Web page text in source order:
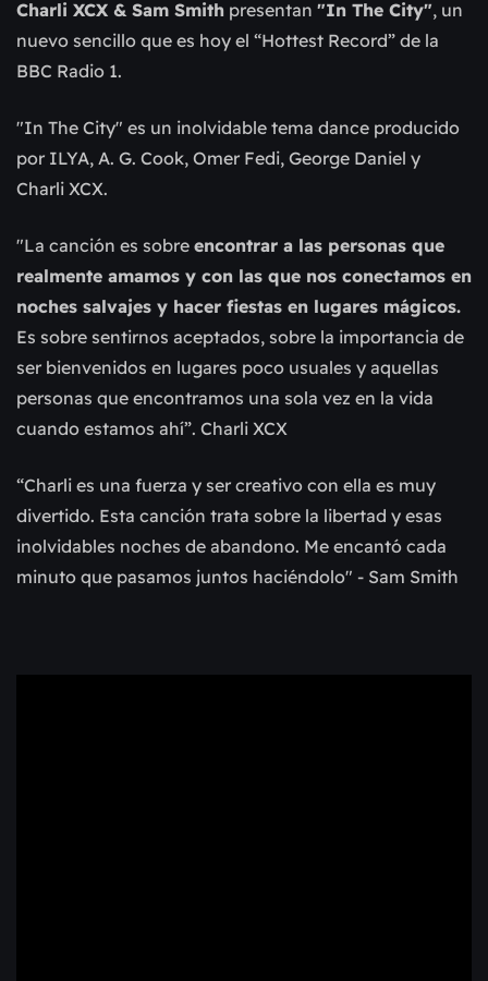
Charli XCX & Sam Smith presentan "In The City", un
nuevo sencillo que es hoy el “Hottest Record” de la
BBC Radio 1.
"In The City" es un inolvidable tema dance producido
por ILYA, A. G. Cook, Omer Fedi, George Daniel y
Charli XCX.
"La canción es sobre encontrar a las personas que
realmente amamos y con las que nos conectamos en
noches salvajes y hacer fiestas en lugares mágicos.
Es sobre sentirnos aceptados, sobre la importancia de
ser bienvenidos en lugares poco usuales y aquellas
personas que encontramos una sola vez en la vida
cuando estamos ahí”. Charli XCX
“Charli es una fuerza y ser creativo con ella es muy
divertido. Esta canción trata sobre la libertad y esas
inolvidables noches de abandono. Me encantó cada
minuto que pasamos juntos haciéndolo" - Sam Smith